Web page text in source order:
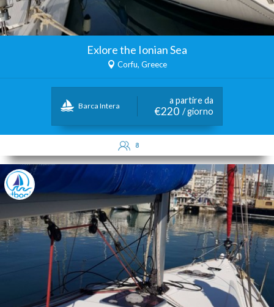
Exlore the Ionian Sea
Corfu, Greece
Barca Intera
a partire da
€220 / giorno
8